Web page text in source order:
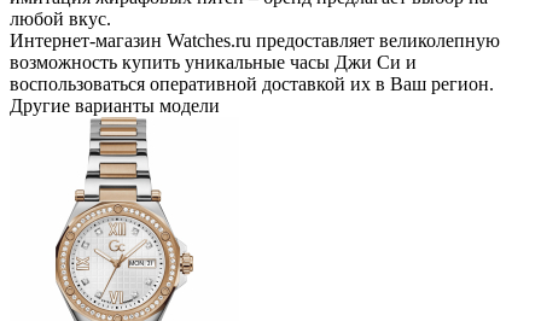
любой вкус.
Интернет-магазин Watches.ru предоставляет великолепную
возможность купить уникальные часы Джи Си и
воспользоваться оперативной доставкой их в Ваш регион.
Другие варианты модели